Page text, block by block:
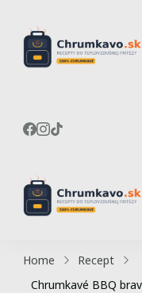
Home
Recept
Chrumkavé BBQ